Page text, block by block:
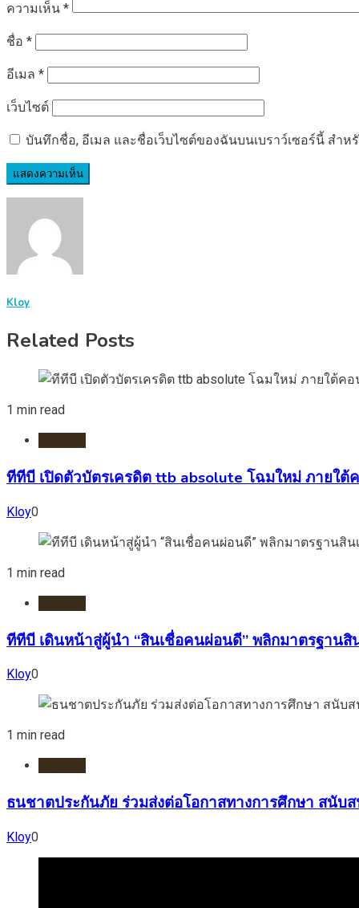
ความเห็น *
ชื่อ *
อีเมล *
เว็บไซต์
บันทึกชื่อ, อีเมล และชื่อเว็บไซต์ของฉันบนเบราว์เซอร์นี้ สำห
Kloy
Related Posts
1 min read
ทีทีบี เปิดตัวบัตรเครดิต ttb absolute โฉมใหม่ ภายใต้
Kloy0
1 min read
ทีทีบี เดินหน้าสู่ผู้นำ “สินเชื่อคนผ่อนดี” พลิกมาตรฐาน
Kloy0
1 min read
ธนชาตประกันภัย ร่วมส่งต่อโอกาสทางการศึกษา สนับ
Kloy0